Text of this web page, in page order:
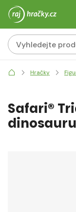
Hračky
Safari®